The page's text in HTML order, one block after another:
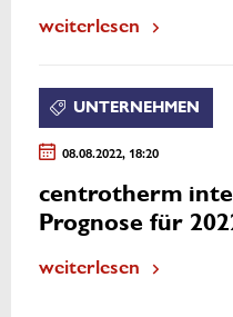
weiterlesen
UNTERNEHMEN
08.08.2022, 18:20
centrotherm
Prognose für
weiterlesen